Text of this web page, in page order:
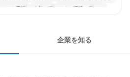
ークを重視 女性が働きやすい環境で働ける
企業を知る